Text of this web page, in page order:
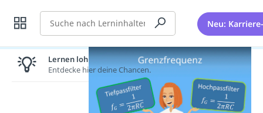
Suche Neu:
Lernen lohnt sich!
Entdecke hier deine Chancen.